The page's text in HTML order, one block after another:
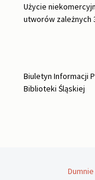
Użycie
utworów zależnych
Biuletyn Informacji
Biblioteki Śląskiej